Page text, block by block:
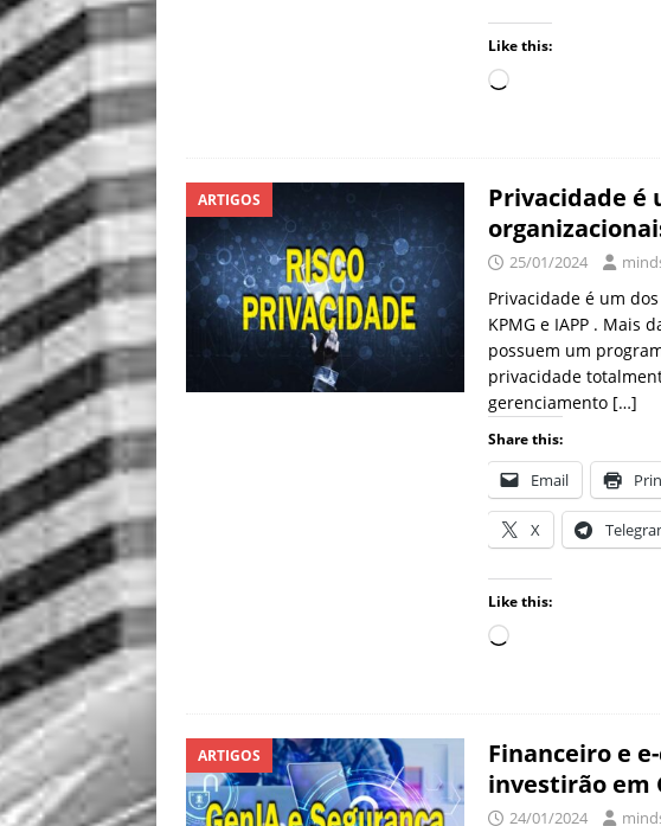
Like this:
ARTIGOS
Privacidade é
25/01/2024
Privacidade é um
KPMG e IAPP . Mais
possuem um
privacidade
gerenciamento […]
Share this:
Email
X
Like this:
ARTIGOS
Financeiro e
investirão em
24/01/2024